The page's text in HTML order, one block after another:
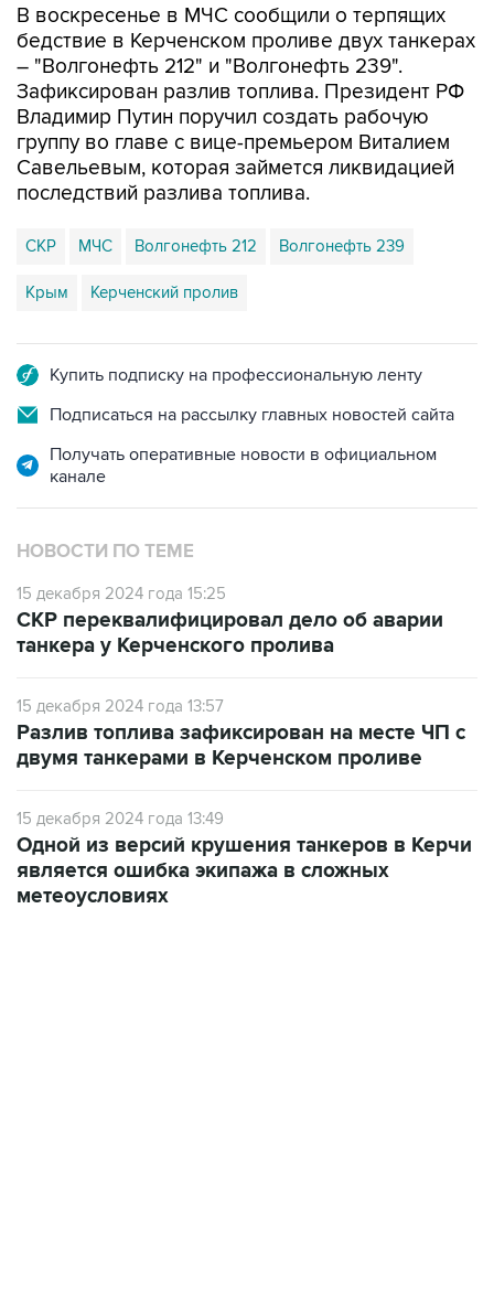
В воскресенье в МЧС сообщили о терпящих
бедствие в Керченском проливе двух танкерах
– "Волгонефть 212" и "Волгонефть 239".
Зафиксирован разлив топлива. Президент РФ
Владимир Путин поручил создать рабочую
группу во главе с вице-премьером Виталием
Савельевым, которая займется ликвидацией
последствий разлива топлива.
СКР МЧС Волгонефть 212 Волгонефть 239
Крым Керченский пролив
Купить подписку на профессиональную ленту
Подписаться на рассылку главных новостей сайта
Получать оперативные новости в официальном
канале
НОВОСТИ ПО ТЕМЕ
15 декабря 2024 года 15:25
СКР переквалифицировал дело об аварии
танкера у Керченского пролива
15 декабря 2024 года 13:57
Разлив топлива зафиксирован на месте ЧП с
двумя танкерами в Керченском проливе
15 декабря 2024 года 13:49
Одной из версий крушения танкеров в Керчи
является ошибка экипажа в сложных
метеоусловиях